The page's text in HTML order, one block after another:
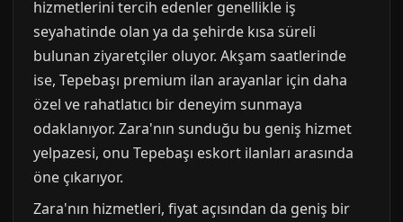
hizmetlerini tercih edenler genellikle iş
seyahatinde olan ya da şehirde kısa süreli
bulunan ziyaretçiler oluyor. Akşam saatlerinde
ise, Tepebaşı premium ilan arayanlar için daha
özel ve rahatlatıcı bir deneyim sunmaya
odaklanıyor. Zara'nın sunduğu bu geniş hizmet
yelpazesi, onu Tepebaşı eskort ilanları arasında
öne çıkarıyor.
Zara'nın hizmetleri, fiyat açısından da geniş bir